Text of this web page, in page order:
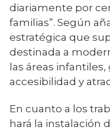
diariamente por
familias”. Según
estratégica que
destinada a
las áreas
accesibilidad y
En cuanto a los
hará la instalación